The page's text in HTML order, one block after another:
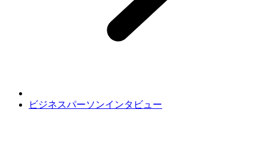
ビジネスパーソンインタビュー